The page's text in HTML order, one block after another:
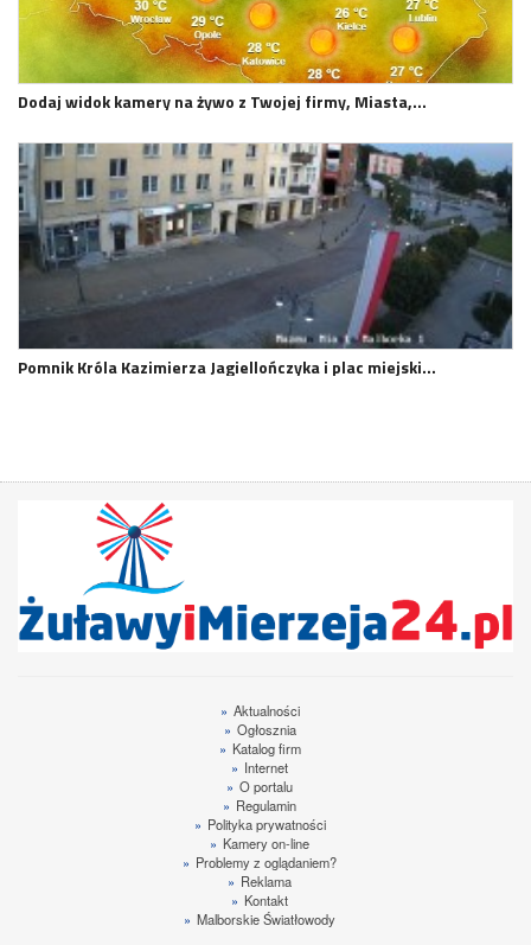
Dodaj widok kamery na żywo z Twojej firmy, Miasta,…
Pomnik Króla Kazimierza Jagiellończyka i plac miejski…
» Aktualności
» Ogłosznia
» Katalog firm
» Internet
» O portalu
» Regulamin
» Polityka prywatności
» Kamery on-line
» Problemy z oglądaniem?
» Reklama
» Kontakt
» Malborskie Światłowody